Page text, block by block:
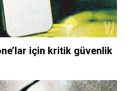
için kritik güvenlik